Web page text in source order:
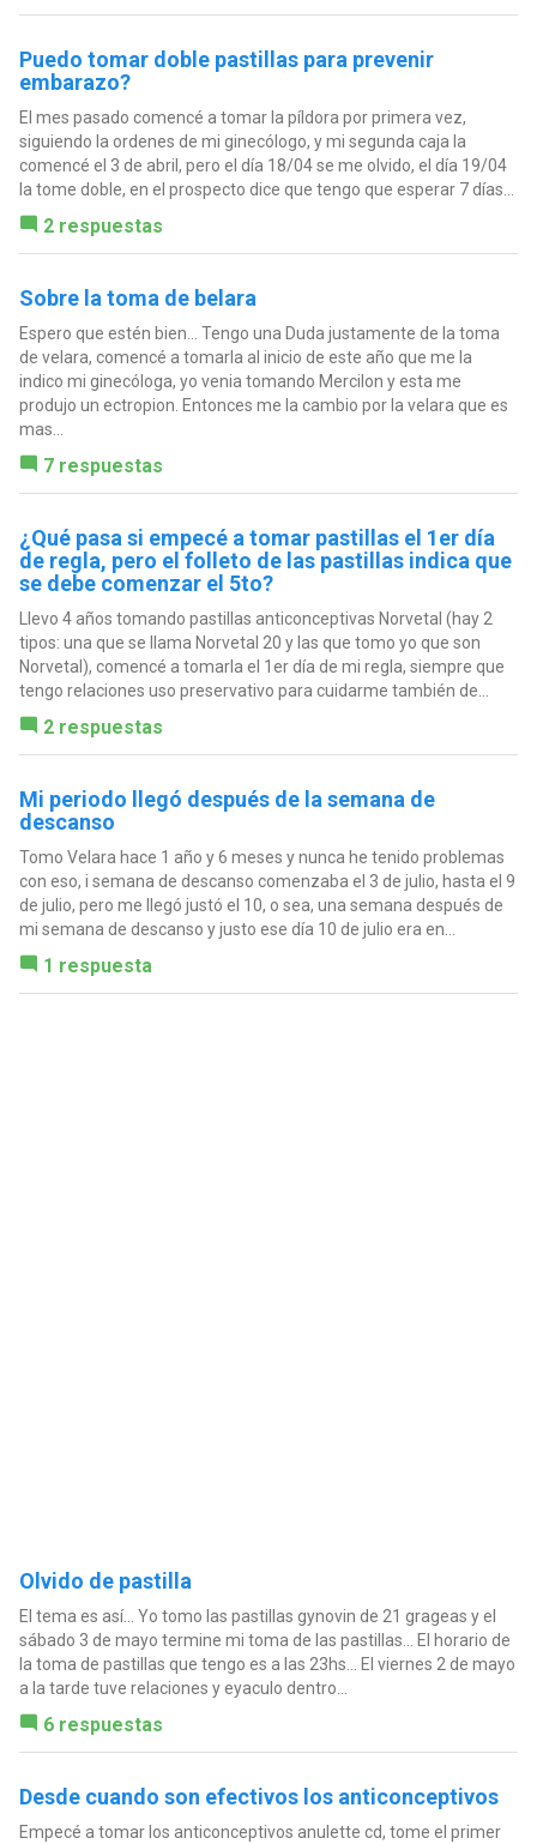
Puedo tomar doble pastillas para prevenir
embarazo?
El mes pasado comencé a tomar la píldora por primera vez,
siguiendo la ordenes de mi ginecólogo, y mi segunda caja la
comencé el 3 de abril, pero el día 18/04 se me olvido, el día 19/04
la tome doble, en el prospecto dice que tengo que esperar 7 días...
2 respuestas
Sobre la toma de belara
Espero que estén bien... Tengo una Duda justamente de la toma
de velara, comencé a tomarla al inicio de este año que me la
indico mi ginecóloga, yo venia tomando Mercilon y esta me
produjo un ectropion. Entonces me la cambio por la velara que es
mas...
7 respuestas
¿Qué pasa si empecé a tomar pastillas el 1er día
de regla, pero el folleto de las pastillas indica que
se debe comenzar el 5to?
Llevo 4 años tomando pastillas anticonceptivas Norvetal (hay 2
tipos: una que se llama Norvetal 20 y las que tomo yo que son
Norvetal), comencé a tomarla el 1er día de mi regla, siempre que
tengo relaciones uso preservativo para cuidarme también de...
2 respuestas
Mi periodo llegó después de la semana de
descanso
Tomo Velara hace 1 año y 6 meses y nunca he tenido problemas
con eso, i semana de descanso comenzaba el 3 de julio, hasta el 9
de julio, pero me llegó justó el 10, o sea, una semana después de
mi semana de descanso y justo ese día 10 de julio era en...
1 respuesta
Olvido de pastilla
El tema es así... Yo tomo las pastillas gynovin de 21 grageas y el
sábado 3 de mayo termine mi toma de las pastillas... El horario de
la toma de pastillas que tengo es a las 23hs... El viernes 2 de mayo
a la tarde tuve relaciones y eyaculo dentro...
6 respuestas
Desde cuando son efectivos los anticonceptivos
Empecé a tomar los anticonceptivos anulette cd, tome el primer